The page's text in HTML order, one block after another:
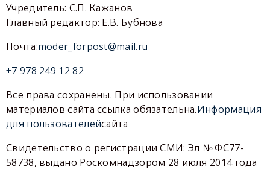
Учредитель: С.П. Кажанов
Главный редактор: Е.В. Бубнова
Почта:moder_forpost@mail.ru
+7 978 249 12 82
Все права сохранены. При использовании
материалов сайта ссылка обязательна.Информация
для пользователейсайта
Свидетельство о регистрации СМИ: Эл № ФС77-
58738, выдано Роскомнадзором 28 июля 2014 года